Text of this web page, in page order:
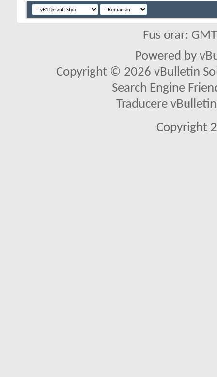
Fus orar:
Powered by
Copyright © 2026 vBulletin
Search Engine
Traducere
Copyright